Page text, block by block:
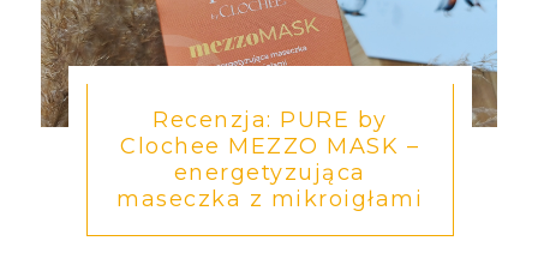
Recenzja: PURE by
Clochee MEZZO MASK –
energetyzująca
maseczka z mikroigłami